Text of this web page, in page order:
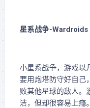
星系战争-Wardroids
小星系战争，游戏以
要用炮塔防守好自己
败其他星球的敌人。
洁，但却很容易上瘾。